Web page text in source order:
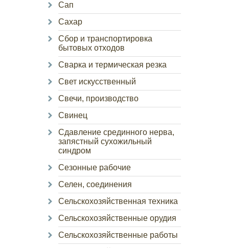
Сап
Сахар
Сбор и транспортировка
бытовых отходов
Сварка и термическая резка
Свет искусственный
Свечи, производство
Свинец
Сдавление срединного нерва,
запястный сухожильный
синдром
Сезонные рабочие
Селен, соединения
Сельскохозяйственная техника
Сельскохозяйственные орудия
Сельскохозяйственные работы